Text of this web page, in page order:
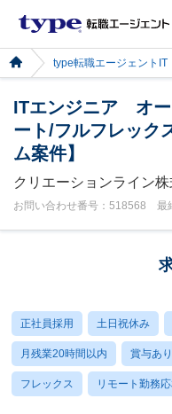
type転職エージェントIT
ITエンジニア オー
ート/フルフレック
ム案件】
クリエーションライン
お問い合わせ番号：518568 最
正社員採用 土日祝休み
月残業20時間以内 賞与あり
フレックス リモート勤務